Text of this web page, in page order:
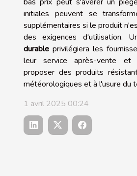
initiales peuvent se
supplémentaires si le produit
des exigences d'utilisation.
durable privilégiera les
leur service après-vente et
proposer des produits
météorologiques et à l'usure du
1 avril 2025 00:24